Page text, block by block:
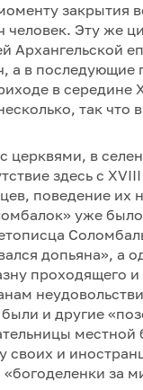
закрытия
человек. Эту же
Архангельской
а в последующие
в середине
так что
церквями, в
здесь с
поведение их
уже было
допьяна», а
и другие
своих и
за